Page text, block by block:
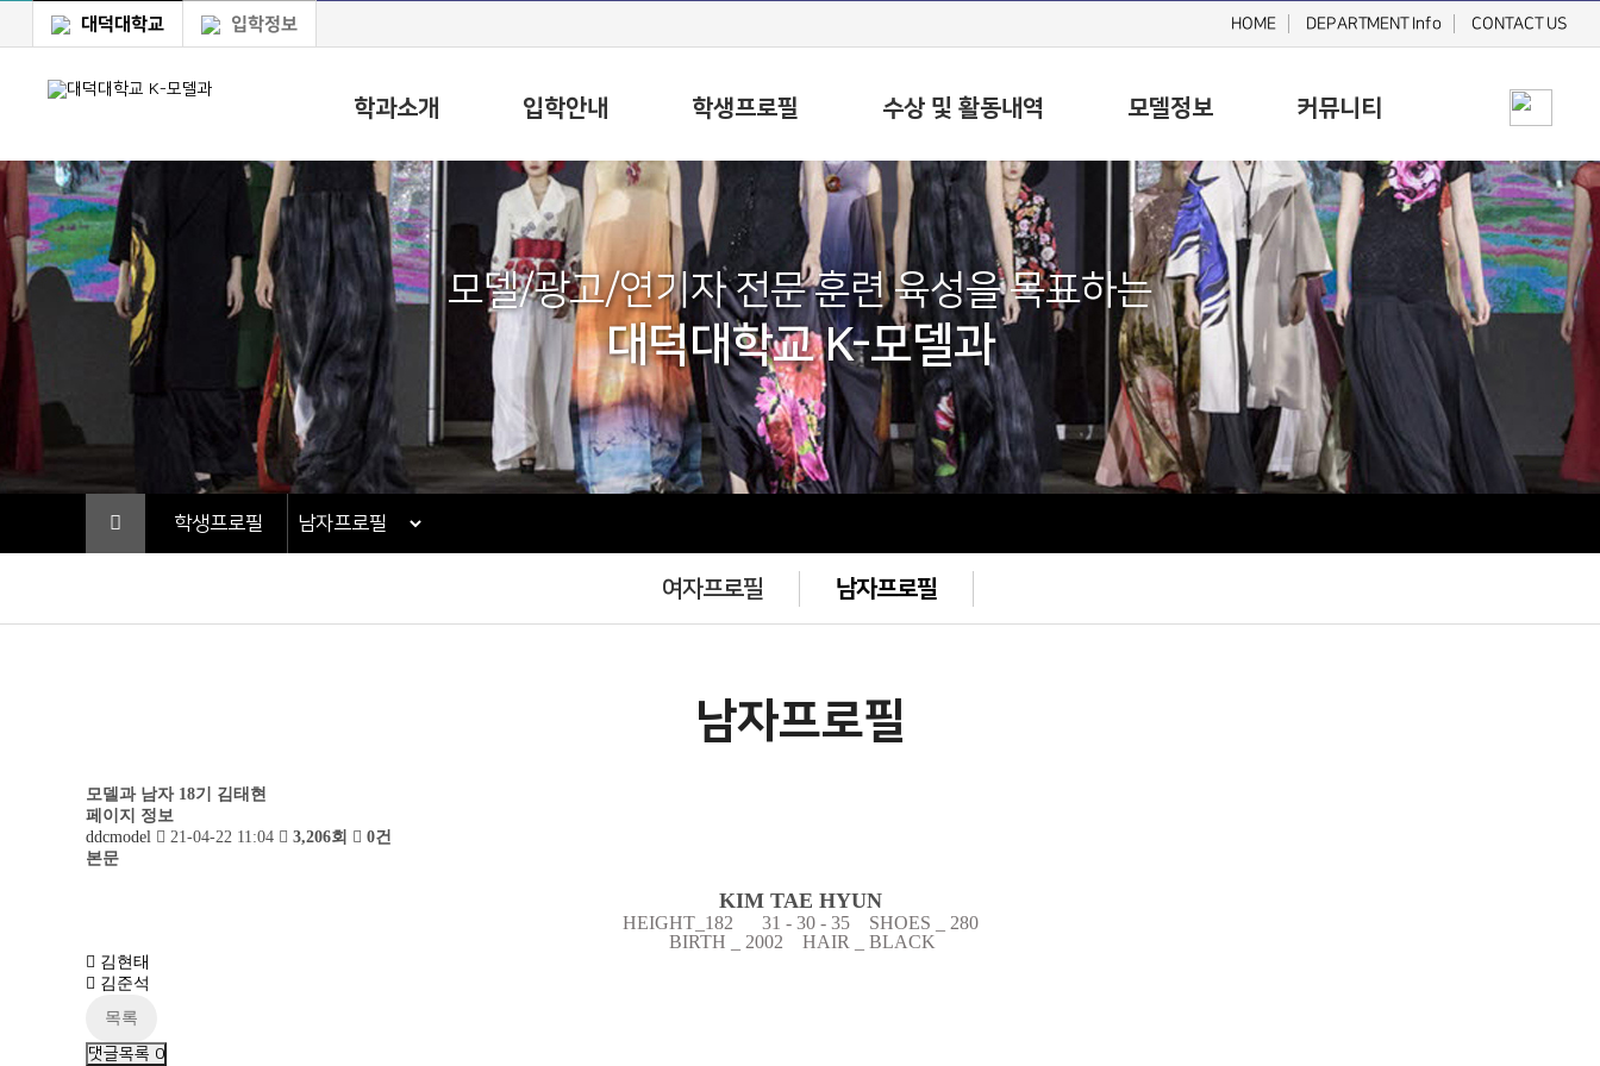
대덕대학교 입학정보 HOME DEPARTMENT Info CONTACT US
학과소개 입학안내 학생프로필 수상 및 활동내역 모델정보 커뮤니티
모델/광고/연기자 전문 훈련 육성을 목표하는
대덕대학교 K-모델과
학생프로필
여자프로필 남자프로필
남자프로필
모델과 남자 18기
김태현
페이지 정보
ddcmodel
21-04-22 11:04 3,206회
0건
본문
KIM TAE HYUN
HEIGHT_182 31 - 30 - 35 SHOES _ 280
BIRTH
2002 HAIR _ BLACK
김현태
김준석
목록
댓글목록 0